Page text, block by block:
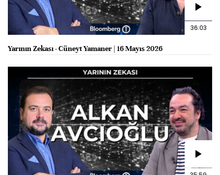
36:03
Yarının Zekası - Cüneyt Yamaner | 16 Mayıs 2026